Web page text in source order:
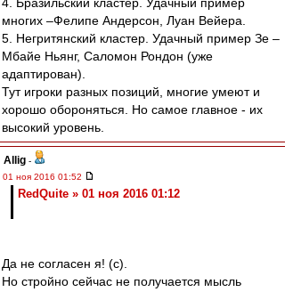
многих –Фелипе Андерсон, Луан Вейера.
5. Негритянский кластер. Удачный пример Зе –
Мбайе Ньянг, Саломон Рондон (уже
адаптирован).
Тут игроки разных позиций, многие умеют и
хорошо обороняться. Но самое главное - их
высокий уровень.
Allig -
01 ноя 2016 01:52
RedQuite » 01 ноя 2016 01:12
Да не согласен я! (с).
Но стройно сейчас не получается мысль